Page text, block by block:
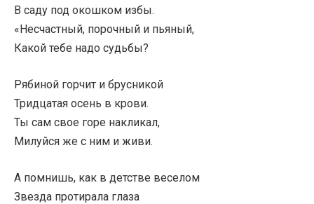
В саду под окошком избы.
«Несчастный, порочный и пьяный,
Какой тебе надо судьбы?
Рябиной горчит и брусникой
Тридцатая осень в крови.
Ты сам свое горе накликал,
Милуйся же с ним и живи.
А помнишь, как в детстве веселом
Звезда протирала глаза